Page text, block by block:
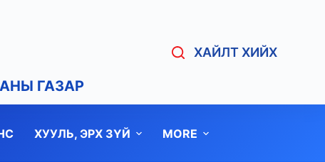
ГАЗАР
ХАЙЛТ ХИЙХ
ХУУЛЬ, ЭРХ ЗҮЙ MORE